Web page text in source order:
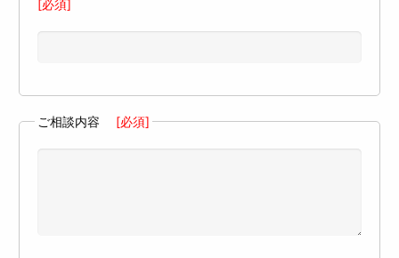
[必須]
ご相談内容 [必須]